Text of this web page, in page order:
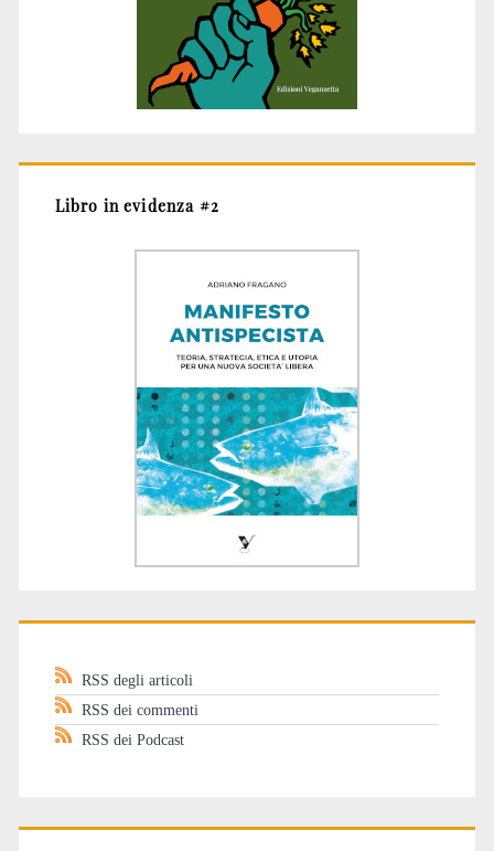
Libro in evidenza #2
RSS degli articoli
RSS dei commenti
RSS dei Podcast